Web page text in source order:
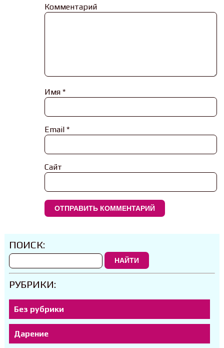
Комментарий
Имя *
Email *
Сайт
ПОИСК:
НАЙТИ
РУБРИКИ:
Без рубрики
Дарение